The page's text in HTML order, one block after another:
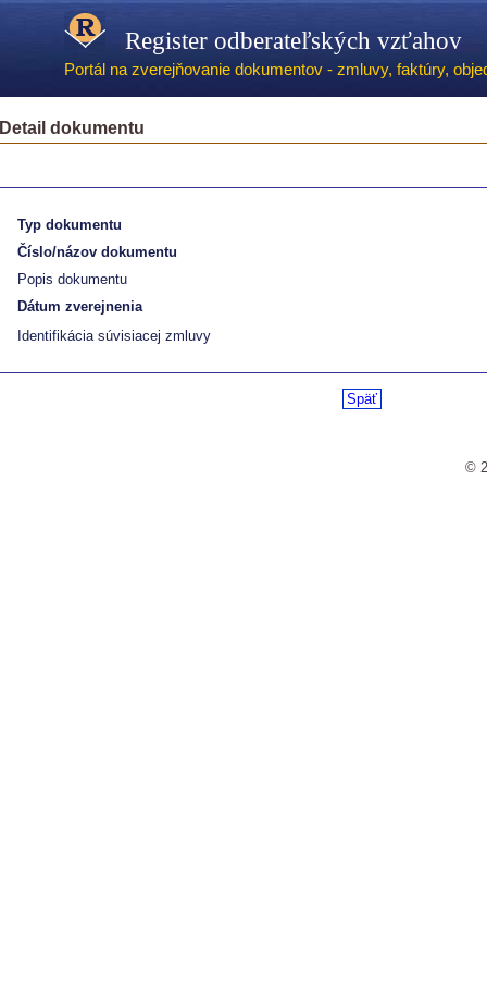
Register odberateľských vzťahov
Portál na zverejňovanie dokumentov - zmluvy, faktúry,
Detail dokumentu
Typ dokumentu
Číslo/názov dokumentu
Popis dokumentu
Dátum zverejnenia
Identifikácia súvisiacej zmluvy
Späť
©